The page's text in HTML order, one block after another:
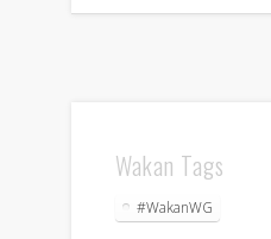
Wakan Tags
#WakanWG